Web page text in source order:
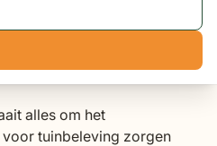
alles om het
tuinbeleving zorgen